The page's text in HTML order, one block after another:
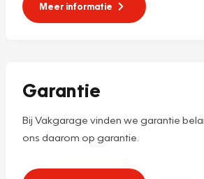
Meer informatie
Garantie
Bij Vakgarage vinden we garantie
ons daarom op garantie.